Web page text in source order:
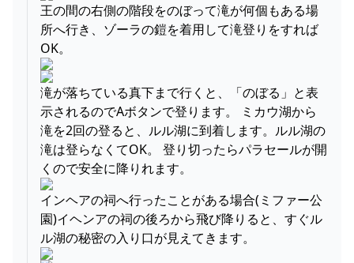
王の間の右側の階段をのぼって滝が何個もある場
所へ行き、ゾーラの鎧を着用して滝登りをすれば
OK。
滝が落ちている真下まで行くと、「のぼる」と表
示されるのでAボタンで登ります。 ミカウ湖から
滝を2回の登ると、ルル湖に到着します。ルル湖の
滝は登らなくてOK。 登り切ったらパラセールが開
くので安全に降りれます。
インヘアの祠へ行ったことがある場合(ミファー公
園)イヘンアの祠の後ろから飛び降りると、すぐル
ル湖の秘密の入り口が見えてきます。